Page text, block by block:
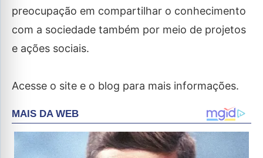
preocupação em compartilhar o conhecimento
com a sociedade também por meio de projetos
e ações sociais.
Acesse o site e o blog para mais informações.